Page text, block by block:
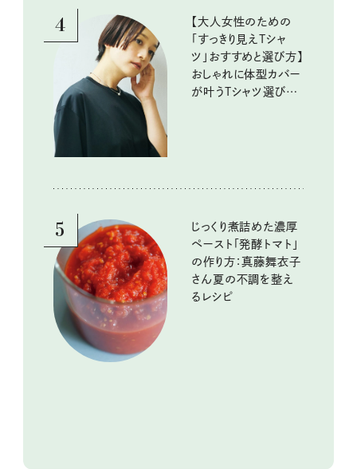
4
【大人女性のための
「すっきり見えTシャ
ツ」おすすめと選び方】
おしゃれに体型カバー
が叶うTシャツ選びの
5
じっくり煮詰めた濃厚
ペースト「発酵トマト」
の作り方：真藤舞衣子
さん夏の不調を整え
るレシピ